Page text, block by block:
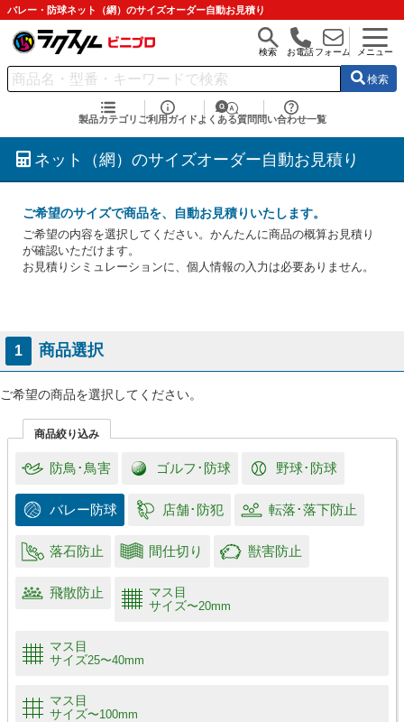
バレー・防球ネット（網）のサイズオーダー自動お見積り
検索 お電話フォーム メニュー
検索
製品カテゴリ ご利用ガイド よくある質問 問い合わせ一覧
ネット（網）のサイズオーダー自動お見積り
ご希望のサイズで商品を、自動お見積りいたします。
ご希望の内容を選択してください。かんたんに商品の概算お見積り
が確認いただけます。
お見積りシミュレーションに、個人情報の入力は必要ありません。
1 商品選択
ご希望の商品を選択してください。
商品絞り込み
防鳥･鳥害 ゴルフ･防球 野球･防球
バレー防球 店舗･防犯 転落･落下防止
落石防止 間仕切り 獣害防止
飛散防止
マス目
サイズ〜20mm
マス目
サイズ25〜40mm
マス目
サイズ〜100mm